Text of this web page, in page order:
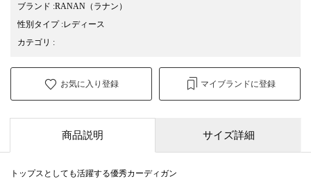
ブランド :RANAN （ラナン）
性別タイプ:レディース
カテゴリ :
お気に入り登録 マイブランドに登録
商品説明 サイズ詳細
トップスとしても活躍する優秀カーディガン